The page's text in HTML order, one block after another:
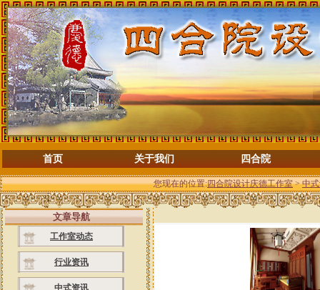
首页 关于我们 四合院
您现在的位置:四合院设计庆德工作室>中
文章导航
工作室动态
行业资讯
中式资讯